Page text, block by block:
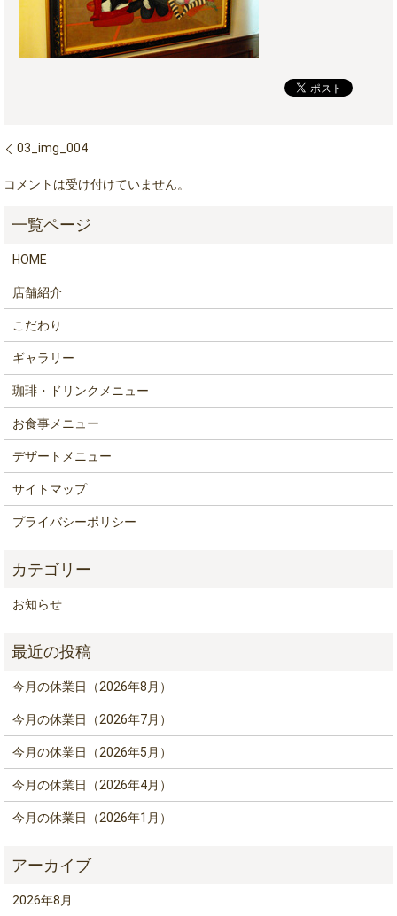
03_img_004
コメントは受け付けていません。
HOME
店舗紹介
こだわり
ギャラリー
珈琲・ドリンクメニュー
お食事メニュー
デザートメニュー
サイトマップ
プライバシーポリシー
お知らせ
今月の休業日（2026年8月）
今月の休業日（2026年7月）
今月の休業日（2026年5月）
今月の休業日（2026年4月）
今月の休業日（2026年1月）
2026年8月